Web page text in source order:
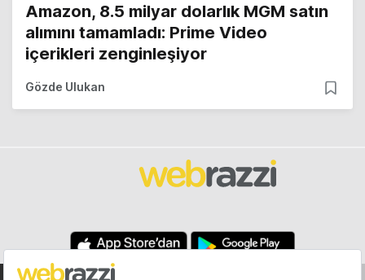
Amazon, 8.5 milyar dolarlık MGM satın
alımını tamamladı: Prime Video
içerikleri zenginleşiyor
Gözde Ulukan